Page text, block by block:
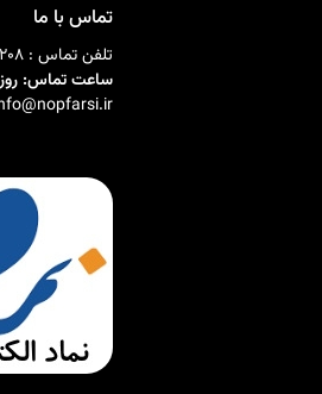
تماس با ما
تلفن تماس : 09903332208
ساعت تماس: